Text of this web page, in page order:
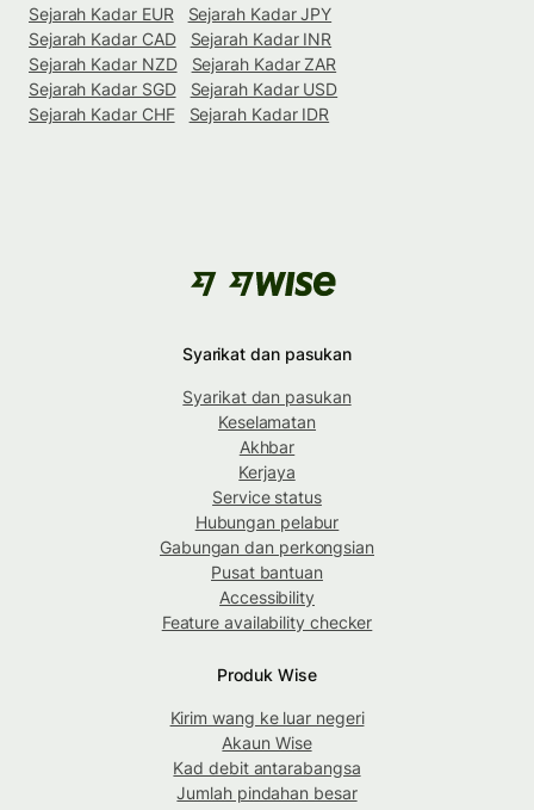
Sejarah Kadar EUR
Sejarah Kadar JPY
Sejarah Kadar CAD
Sejarah Kadar INR
Sejarah Kadar NZD
Sejarah Kadar ZAR
Sejarah Kadar SGD
Sejarah Kadar USD
Sejarah Kadar CHF
Sejarah Kadar IDR
Syarikat dan pasukan
Syarikat dan pasukan
Keselamatan
Akhbar
Kerjaya
Service status
Hubungan pelabur
Gabungan dan perkongsian
Pusat bantuan
Accessibility
Feature availability checker
Produk Wise
Kirim wang ke luar negeri
Akaun Wise
Kad debit antarabangsa
Jumlah pindahan besar